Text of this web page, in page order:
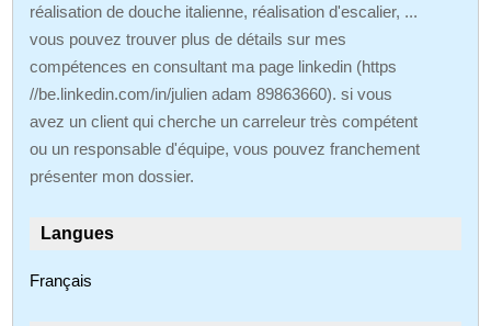
réalisation de douche italienne, réalisation d'escalier, ...
vous pouvez trouver plus de détails sur mes
compétences en consultant ma page linkedin (https
//be.linkedin.com/in/julien adam 89863660). si vous
avez un client qui cherche un carreleur très compétent
ou un responsable d'équipe, vous pouvez franchement
présenter mon dossier.
Langues
Français